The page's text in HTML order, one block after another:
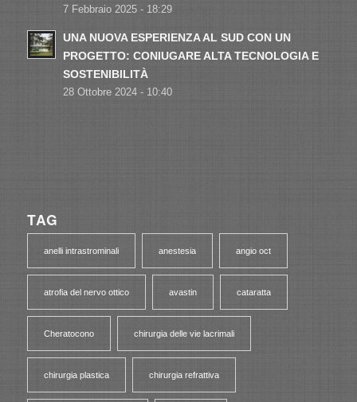
7 Febbraio 2025 - 18:29
UNA NUOVA ESPERIENZA AL SUD CON UN
PROGETTO: CONIUGARE ALTA TECNOLOGIA E
SOSTENIBILITÀ
28 Ottobre 2024 - 10:40
TAG
anelli intrastrominali anestesia angio oct
atrofia del nervo ottico avastin cataratta
Cheratocono chirurgia delle vie lacrimali
chirurgia plastica chirurgia refrattiva